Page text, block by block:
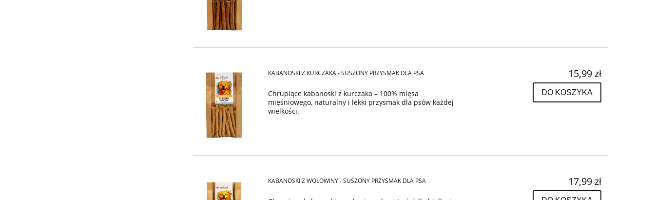
KABANOSKI Z KURCZAKA - SUSZONY PRZYSMAK DLA PSA
Chrupiące kabanoski z kurczaka – 100% mięsa
mięśniowego, naturalny i lekki przysmak dla psów każdej
wielkości.
15,99 zł
DO KOSZYKA
KABANOSKI Z WOŁOWINY - SUSZONY PRZYSMAK DLA PSA 17,99 zł